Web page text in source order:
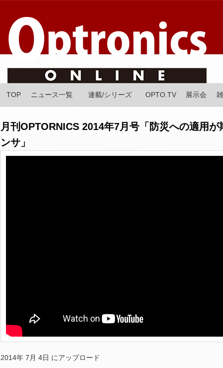
TOP ニュース一覧 連載/シリーズ OPTO.TV 展示会
月刊OPTORNICS 2014年7月号「防災への適用
ンサ」
2014年 7月 4日 にアップロード